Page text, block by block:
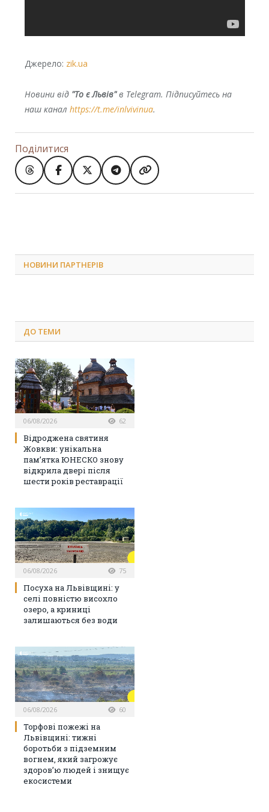
Джерело: zik.ua
Новини від "То є Львів"в Telegram. Підписуйтесь на
наш канал https://t.me/inlvivinua.
Поділитися
НОВИНИ ПАРТНЕРІВ
ДО ТЕМИ
06/08/2026 62
Відроджена святиня
Жовкви: унікальна
пам’ятка ЮНЕСКО знову
відкрила двері після
шести років реставрації
06/08/2026 75
Посуха на Львівщині: у
селі повністю висохло
озеро, а криниці
залишаються без води
06/08/2026 60
Торфові пожежі на
Львівщині: тижні
боротьби з підземним
вогнем, який загрожує
здоров’ю людей і знищує
екосистеми